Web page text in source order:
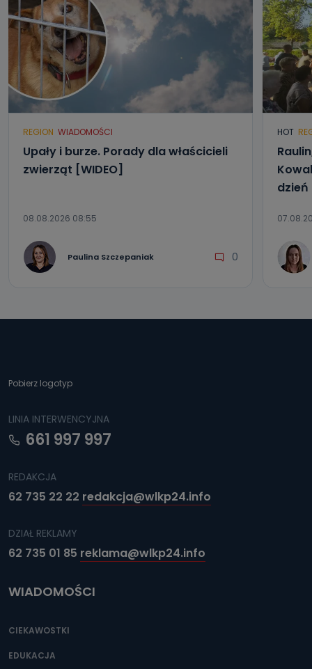
Można to zrobić pod numerem telefonu 62 735-51-05 lub
e-mailowo pod adresem: poczta@tvproart.pl
REGION WIADOMOŚCI
Upały i burze. Porady dla właścicieli
zwierząt [WIDEO]
08.08.2026 08:55
Paulina Szczepaniak 0
HOT
dzień
Pobierz logotyp
LINIA INTERWENCYJNA
661 997 997
REDAKCJA
62 735 22 22 redakcja@wlkp24.info
DZIAŁ REKLAMY
62 735 01 85 reklama@wlkp24.info
WIADOMOŚCI
CIEKAWOSTKI
EDUKACJA